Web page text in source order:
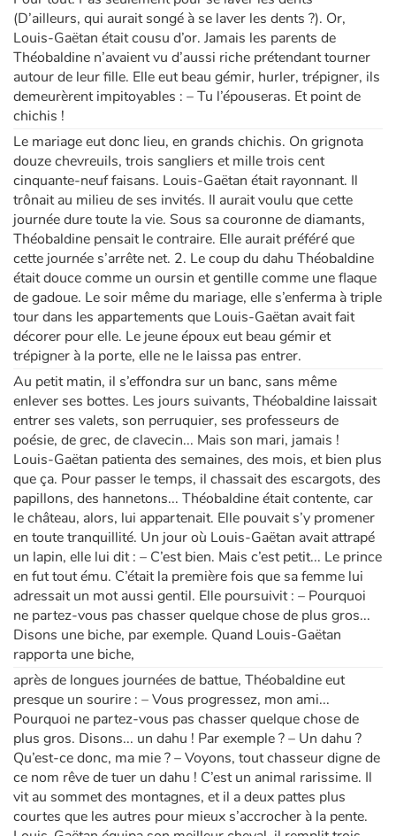
(D’ailleurs, qui aurait songé à se laver les dents ?). Or,
Louis-Gaëtan était cousu d’or. Jamais les parents de
Théobaldine n’avaient vu d’aussi riche prétendant tourner
autour de leur fille. Elle eut beau gémir, hurler, trépigner, ils
demeurèrent impitoyables : – Tu l’épouseras. Et point de
chichis !
Le mariage eut donc lieu, en grands chichis. On grignota
douze chevreuils, trois sangliers et mille trois cent
cinquante-neuf faisans. Louis-Gaëtan était rayonnant. Il
trônait au milieu de ses invités. Il aurait voulu que cette
journée dure toute la vie. Sous sa couronne de diamants,
Théobaldine pensait le contraire. Elle aurait préféré que
cette journée s’arrête net. 2. Le coup du dahu Théobaldine
était douce comme un oursin et gentille comme une flaque
de gadoue. Le soir même du mariage, elle s’enferma à triple
tour dans les appartements que Louis-Gaëtan avait fait
décorer pour elle. Le jeune époux eut beau gémir et
trépigner à la porte, elle ne le laissa pas entrer.
Au petit matin, il s’effondra sur un banc, sans même
enlever ses bottes. Les jours suivants, Théobaldine laissait
entrer ses valets, son perruquier, ses professeurs de
poésie, de grec, de clavecin... Mais son mari, jamais !
Louis-Gaëtan patienta des semaines, des mois, et bien plus
que ça. Pour passer le temps, il chassait des escargots, des
papillons, des hannetons... Théobaldine était contente, car
le château, alors, lui appartenait. Elle pouvait s’y promener
en toute tranquillité. Un jour où Louis-Gaëtan avait attrapé
un lapin, elle lui dit : – C’est bien. Mais c’est petit... Le prince
en fut tout ému. C’était la première fois que sa femme lui
adressait un mot aussi gentil. Elle poursuivit : – Pourquoi
ne partez-vous pas chasser quelque chose de plus gros...
Disons une biche, par exemple. Quand Louis-Gaëtan
rapporta une biche,
après de longues journées de battue, Théobaldine eut
presque un sourire : – Vous progressez, mon ami...
Pourquoi ne partez-vous pas chasser quelque chose de
plus gros. Disons... un dahu ! Par exemple ? – Un dahu ?
Qu’est-ce donc, ma mie ? – Voyons, tout chasseur digne de
ce nom rêve de tuer un dahu ! C’est un animal rarissime. Il
vit au sommet des montagnes, et il a deux pattes plus
courtes que les autres pour mieux s’accrocher à la pente.